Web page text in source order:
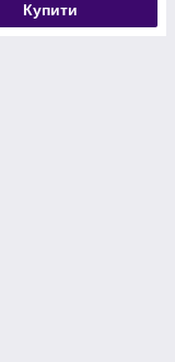
Купити